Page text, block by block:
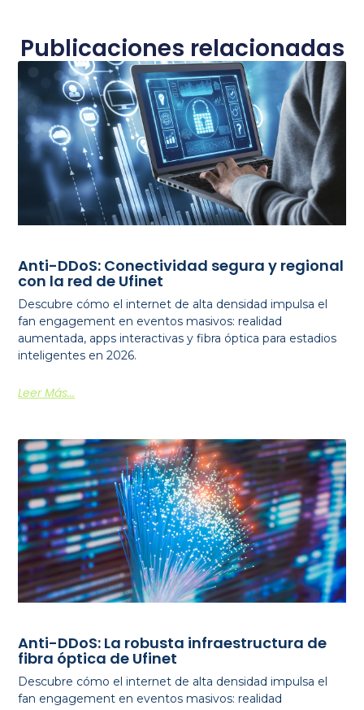
Publicaciones relacionadas
Anti-DDoS: Conectividad segura y regional
con la red de Ufinet
Descubre cómo el internet de alta densidad impulsa el
fan engagement en eventos masivos: realidad
aumentada, apps interactivas y fibra óptica para estadios
inteligentes en 2026.
Leer Más...
Anti-DDoS: La robusta infraestructura de
fibra óptica de Ufinet
Descubre cómo el internet de alta densidad impulsa el
fan engagement en eventos masivos: realidad